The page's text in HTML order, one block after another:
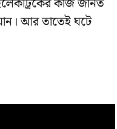
আর তাতেই ঘটে